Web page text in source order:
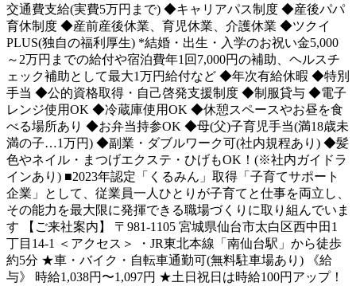
交通費支給(実費5万円まで) ◆キャリアパス制度 ◆産後パパ
育休制度 ◆産前産後休業、育児休業、介護休業 ◆ツクイ
PLUS(独自の福利厚生) *結婚・出生・入学のお祝い金5,000
～2万円までの給付や宿泊費年1回7,000円の補助、ヘルスチ
ェック補助として最大1万円給付など ◆年次有給休暇 ◆特別
手当 ◆公的資格取得・自己啓発支援制度 ◆制服貸与 ◆電子
レンジ使用OK ◆冷蔵庫使用OK ◆休憩スペースやお昼を食
べる場所あり ◆お弁当持参OK ◆母(父)子育児手当(満18歳未
満の子…1万円) ◆副業・ダブルワーク可(社内規程あり) ◆髪
色やネイル・まつげエクステ・ひげもOK！(※社内ガイドラ
インあり) ■2023年認定「くるみん」取得「子育てサポート
企業」として、従業員一人ひとりが子育てと仕事を両立し、
その能力を最大限に発揮できる職場づくりに取り組んでいま
す 【ご来社案内】 〒981-1105 宮城県仙台市太白区西中田1
丁目14-1 ＜アクセス＞ ・JR東北本線「南仙台駅」から徒歩
約5分 ★車・バイク・自転車通勤可(無料駐車場あり) 《給
与》 時給1,038円〜1,097円 ★土日祝日は時給100円アップ！